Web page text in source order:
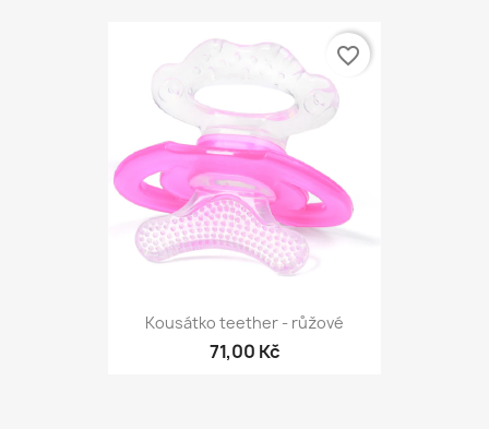
Kousátko teether - růžové
71,00 Kč
favorite_border